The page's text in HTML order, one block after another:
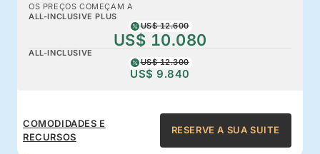
OS PREÇOS COMEÇAM A
ALL-INCLUSIVE PLUS
US$ 12.600
US$ 10.080
ALL-INCLUSIVE
US$ 12.300
US$ 9.840
COMODIDADES E
RECURSOS
RESERVE A SUA SUITE